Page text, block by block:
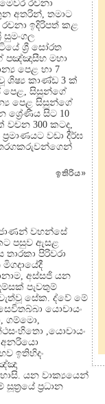
රචනා
අතරින්, තමාට
ඉදිරිපත් කළ
සුමංගල
ශ්‍රී සෝරත
පඤ්ඤාසීහ මහා
පෙළ හා 7
ශිෂ්‍ය කාණ්ඩ 3 ක්
පෙළ, සිසුන්ගේ
පෙළ සිසුන්ගේ
ශ්‍රේණීය සිට 10
වචන 300 කටද,
වඩා දීර්ඝ
ඉතිරිය»
වහන්සේ
පසුව ඇසළ
පිරිවරා
අස්සජි යන
පැවතුම්
සේක. ද්වේ මේ
යොචායං
ගම්මො,
,යොචායං
ඉතිහිදං
යන වාක්‍යයෙන්
ප්‍රධාන